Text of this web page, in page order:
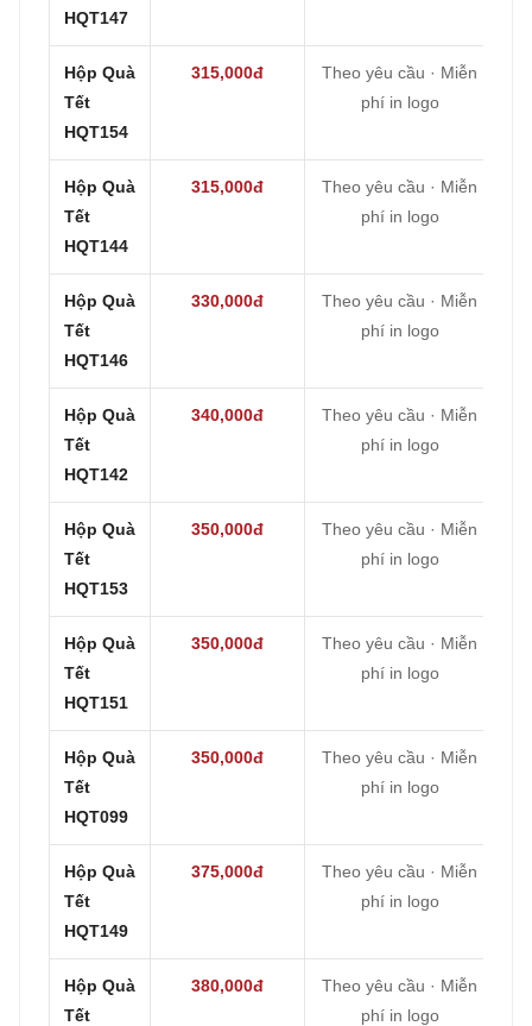
HQT147
Hộp Quà
Tết
HQT154
315,000đ
Theo yêu cầu · Miễn
phí in logo
Hộp Quà
Tết
HQT144
315,000đ
Theo yêu cầu · Miễn
phí in logo
Hộp Quà
Tết
HQT146
330,000đ
Theo yêu cầu · Miễn
phí in logo
Hộp Quà
Tết
HQT142
340,000đ
Theo yêu cầu · Miễn
phí in logo
Hộp Quà
Tết
HQT153
350,000đ
Theo yêu cầu · Miễn
phí in logo
Hộp Quà
Tết
HQT151
350,000đ
Theo yêu cầu · Miễn
phí in logo
Hộp Quà
Tết
HQT099
350,000đ
Theo yêu cầu · Miễn
phí in logo
Hộp Quà
Tết
HQT149
375,000đ
Theo yêu cầu · Miễn
phí in logo
Hộp Quà
Tết
380,000đ
Theo yêu cầu · Miễn
phí in logo